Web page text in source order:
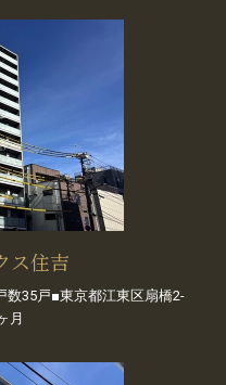
ス住吉
数35戸■東京都江東区扇橋2-
月